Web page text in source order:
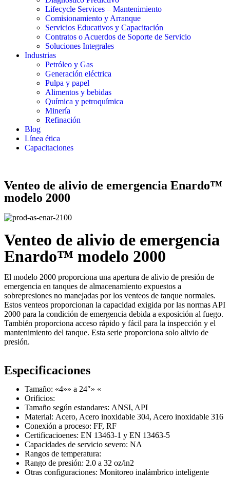
Lifecycle Services – Mantenimiento
Comisionamiento y Arranque
Servicios Educativos y Capacitación
Contratos o Acuerdos de Soporte de Servicio
Soluciones Integrales
Industrias
Petróleo y Gas
Generación eléctrica
Pulpa y papel
Alimentos y bebidas
Química y petroquímica
Minería
Refinación
Blog
Línea ética
Capacitaciones
Venteo de alivio de emergencia Enardo™
modelo 2000
Venteo de alivio de emergencia
Enardo™ modelo 2000
El modelo 2000 proporciona una apertura de alivio de presión de
emergencia en tanques de almacenamiento expuestos a
sobrepresiones no manejadas por los venteos de tanque normales.
Estos venteos proporcionan la capacidad exigida por las normas API
2000 para la condición de emergencia debida a exposición al fuego.
También proporciona acceso rápido y fácil para la inspección y el
mantenimiento del tanque. Esta serie proporciona solo alivio de
presión.
Especificaciones
Tamaño: «4»» a 24″» «
Orificios:
Tamaño según estandares: ANSI, API
Material: Acero, Acero inoxidable 304, Acero inoxidable 316
Conexión a proceso: FF, RF
Certificacioenes: EN 13463-1 y EN 13463-5
Capacidades de servicio severo: NA
Rangos de temperatura:
Rango de presión: 2.0 a 32 oz/in2
Otras configuraciones: Monitoreo inalámbrico inteligente